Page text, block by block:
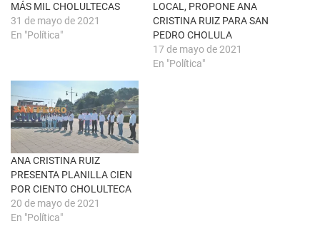
n
n
u
e
b
n
a
v
e
n
t
a
n
a
n
u
e
v
a
)
MÁS MIL CHOLULTECAS
31 de mayo de 2021
En "Política"
LOCAL, PROPONE ANA
CRISTINA RUIZ PARA SAN
PEDRO CHOLULA
17 de mayo de 2021
En "Política"
ANA CRISTINA RUIZ
PRESENTA PLANILLA CIEN
POR CIENTO CHOLULTECA
20 de mayo de 2021
En "Política"